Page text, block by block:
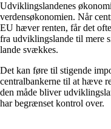
Udviklingslandenes
verdensøkonomien. Når
EU hæver renten, får det
fra udviklingslande til mere
lande svækkes.
Det kan føre til stigende
centralbankerne til at hæve
den måde bliver
har begrænset kontrol over.